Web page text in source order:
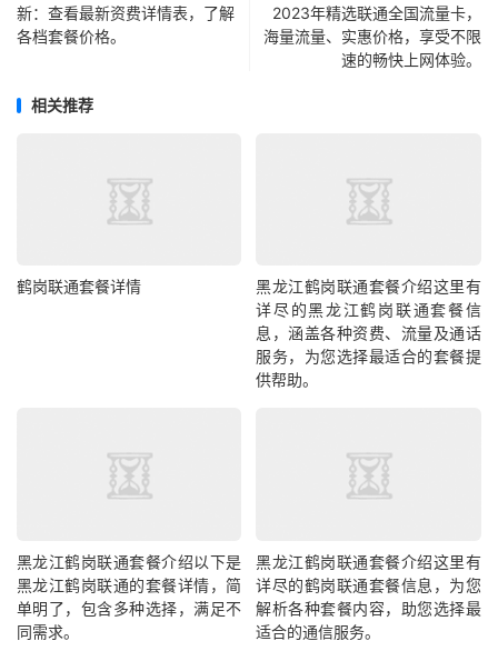
新：查看最新资费详情表，了解
各档套餐价格。
2023年精选联通全国流量卡，
海量流量、实惠价格，享受不限
速的畅快上网体验。
相关推荐
鹤岗联通套餐详情
黑龙江鹤岗联通套餐介绍这里有
详尽的黑龙江鹤岗联通套餐信
息，涵盖各种资费、流量及通话
服务，为您选择最适合的套餐提
供帮助。
黑龙江鹤岗联通套餐介绍以下是
黑龙江鹤岗联通的套餐详情，简
单明了，包含多种选择，满足不
同需求。
黑龙江鹤岗联通套餐介绍这里有
详尽的鹤岗联通套餐信息，为您
解析各种套餐内容，助您选择最
适合的通信服务。